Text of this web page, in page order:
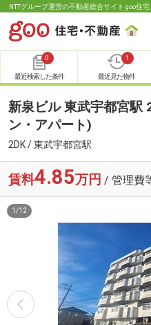
NTTグループ運営の不動産総合サイト goo住
0
最近検索した条件
1
最近見た物件
新泉ビル 東武宇都宮駅
ン・アパート)
2DK / 東武宇都宮駅
賃料4.85万円 / 管理費
1 /12